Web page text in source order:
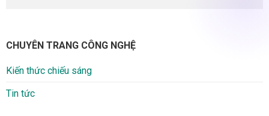
CHUYÊN TRANG CÔNG NGHỆ
Kiến thức chiếu sáng
Tin tức